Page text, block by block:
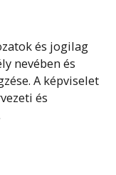
és jogilag
nevében és
A képviselet
és